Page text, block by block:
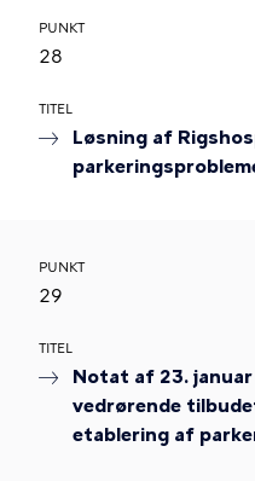
PUNKT
28
TITEL
Løsning af
PUNKT
29
TITEL
Notat af 23.
vedrørende
etablering af